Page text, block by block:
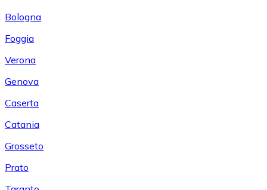
Bologna
Foggia
Verona
Genova
Caserta
Catania
Grosseto
Prato